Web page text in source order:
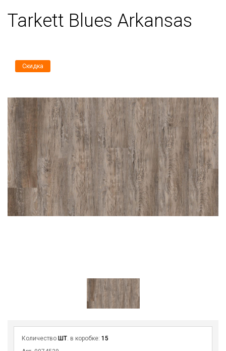
Tarkett Blues Arkansas
Скидка
Количество ШТ . в коробке: 15